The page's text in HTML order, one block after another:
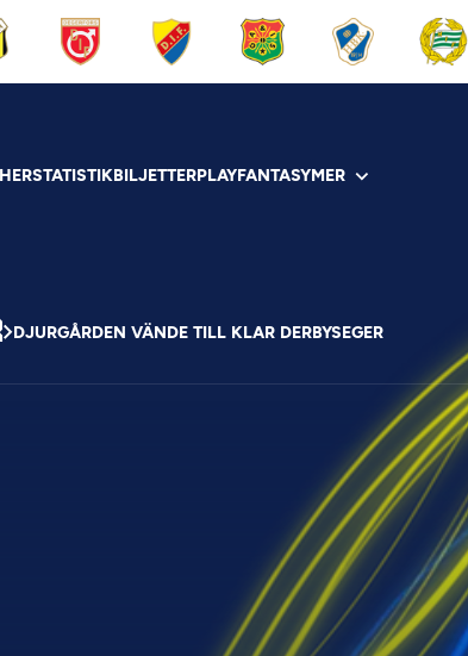
STATISTIKBILJETTERPLAYFANTASYMER
DJURGÅRDEN VÄNDE TILL KLAR DERBYSEGER